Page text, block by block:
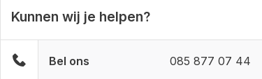
Kunnen wij je helpen?
Bel ons 085 877 07 44